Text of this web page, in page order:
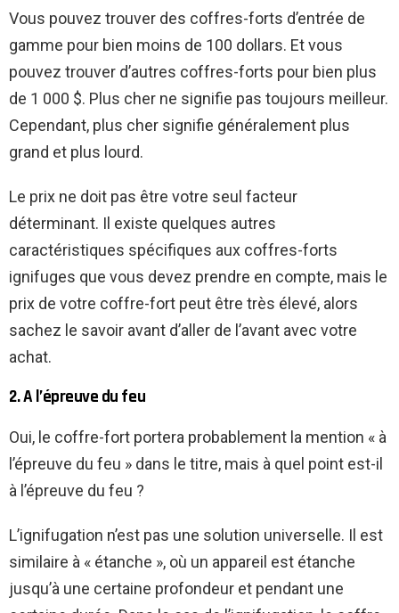
Vous pouvez trouver des coffres-forts d’entrée de
gamme pour bien moins de 100 dollars. Et vous
pouvez trouver d’autres coffres-forts pour bien plus
de 1 000 $. Plus cher ne signifie pas toujours meilleur.
Cependant, plus cher signifie généralement plus
grand et plus lourd.
Le prix ne doit pas être votre seul facteur
déterminant. Il existe quelques autres
caractéristiques spécifiques aux coffres-forts
ignifuges que vous devez prendre en compte, mais le
prix de votre coffre-fort peut être très élevé, alors
sachez le savoir avant d’aller de l’avant avec votre
achat.
2. A l’épreuve du feu
Oui, le coffre-fort portera probablement la mention « à
l’épreuve du feu » dans le titre, mais à quel point est-il
à l’épreuve du feu ?
L’ignifugation n’est pas une solution universelle. Il est
similaire à « étanche », où un appareil est étanche
jusqu’à une certaine profondeur et pendant une